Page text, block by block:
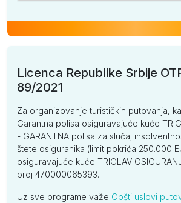
Licenca Republike Srbije
89/2021
Za organizovanje turističkih putovanja,
Garantna polisa osiguravajuće kuće
- GARANTNA polisa za slučaj
štete osiguranika (limit pokrića 250.000
osiguravajuće kuće TRIGLAV
broj 470000065393.
Uz sve programe važe Opšti uslovi